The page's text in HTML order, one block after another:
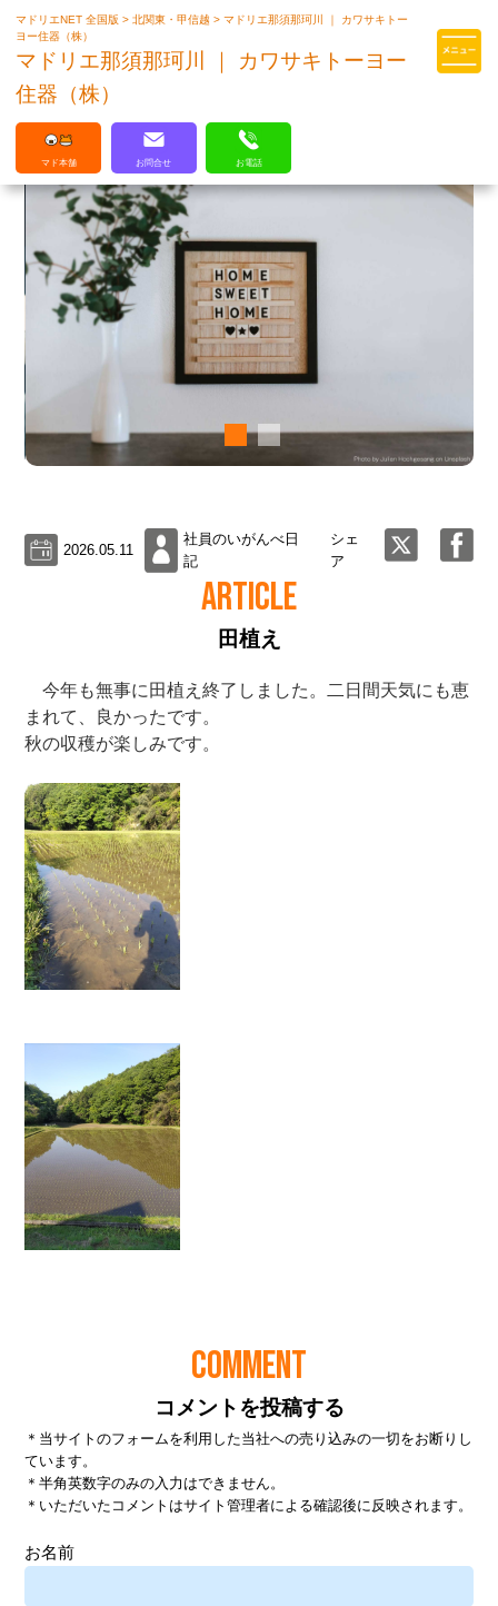
マドリエはLIXILの厳しい基準を
マドリエNET 全国版>北関東・甲信越>マドリエ那須那珂川 ｜ カワサキトー
ヨー住器（株）
マドリエ那須那珂川 ｜ カワサキトーヨー
住器（株）
マド本舗 お問合せ お電話
2026.05.11
社員のいがんべ日
記
シェ
ア
ARTICLE
田植え
COMMENT
コメントを投稿する
＊当サイトのフォームを利用した当社への売り込みの一切をお断りし
ています。
＊半角英数字のみの入力はできません。
＊いただいたコメントはサイト管理者による確認後に反映されます。
お名前